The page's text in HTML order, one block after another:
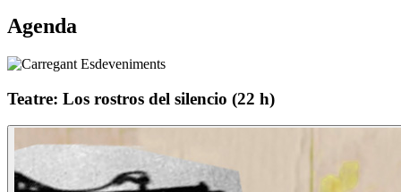
Agenda
Teatre: Los rostros del silencio (22 h)